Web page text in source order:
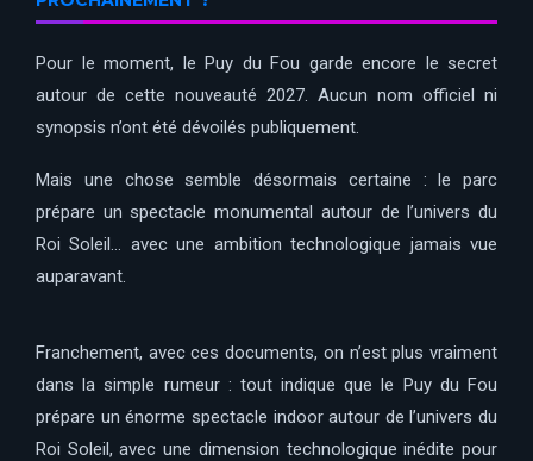
Pour le moment, le Puy du Fou garde encore le secret
autour de cette nouveauté 2027. Aucun nom officiel ni
synopsis n’ont été dévoilés publiquement.
Mais une chose semble désormais certaine : le parc
prépare un spectacle monumental autour de l’univers du
Roi Soleil… avec une ambition technologique jamais vue
auparavant.
Franchement, avec ces documents, on n’est plus vraiment
dans la simple rumeur : tout indique que le Puy du Fou
prépare un énorme spectacle indoor autour de l’univers du
Roi Soleil, avec une dimension technologique inédite pour